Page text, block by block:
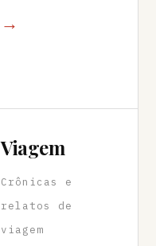
→
Viagem
Crônicas e
relatos de
viagem